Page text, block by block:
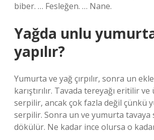
biber. … Fesleğen. … Nane.
Yağda unlu
yapılır?
Yumurta ve yağ çırpılır, sonra un
karıştırılır. Tavada tereyağı eritilir
serpilir, ancak çok fazla değil çünkü
serpilir. Sonra un ve yumurta tavaya
dökülür. Ne kadar ince olursa o